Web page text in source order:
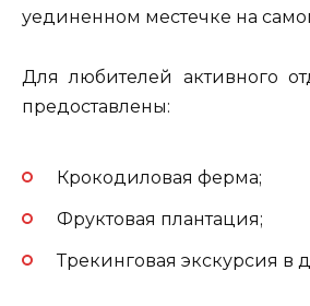
уединенном местечке на
Для любителей активного
предоставлены:
Крокодиловая ферма;
Фруктовая плантация;
Трекинговая экскурсия в